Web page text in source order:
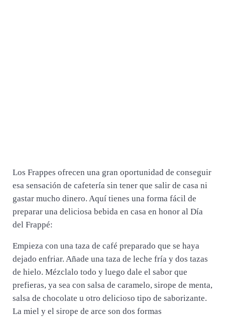
Los Frappes ofrecen una gran oportunidad de conseguir
esa sensación de cafetería sin tener que salir de casa ni
gastar mucho dinero. Aquí tienes una forma fácil de
preparar una deliciosa bebida en casa en honor al Día
del Frappé:
Empieza con una taza de café preparado que se haya
dejado enfriar. Añade una taza de leche fría y dos tazas
de hielo. Mézclalo todo y luego dale el sabor que
prefieras, ya sea con salsa de caramelo, sirope de menta,
salsa de chocolate u otro delicioso tipo de saborizante.
La miel y el sirope de arce son dos formas